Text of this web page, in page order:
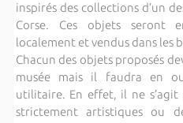
inspirés des collections d’un
Corse. Ces objets seront
localement et vendus dans les
Chacun des objets proposés
musée mais il faudra en
utilitaire. En effet, il ne
strictement artistiques ou